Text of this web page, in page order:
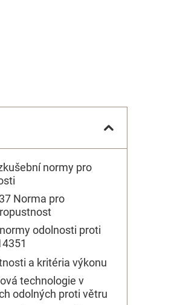
normy pro
Norma pro
odolnosti proti
a kritéria výkonu
technologie v
odolných proti větru